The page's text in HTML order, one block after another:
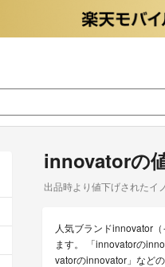
innovatorの
出品時より値下げされたイ
人気ブランドinnovator
ます。 「innovatorの
vatorのinnovator」など